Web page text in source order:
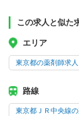
この求人と似た
エリア
東京都の薬剤師求人
路線
東京都ＪＲ中央線